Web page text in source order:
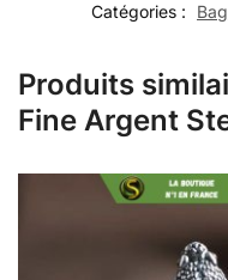
Catégories :
Produits
Fine Argent